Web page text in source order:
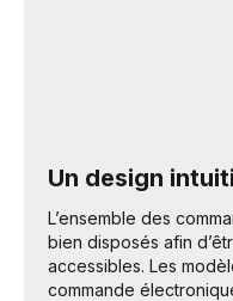
Un design
L’ensemble des
bien disposés afin
accessibles. Les
commande